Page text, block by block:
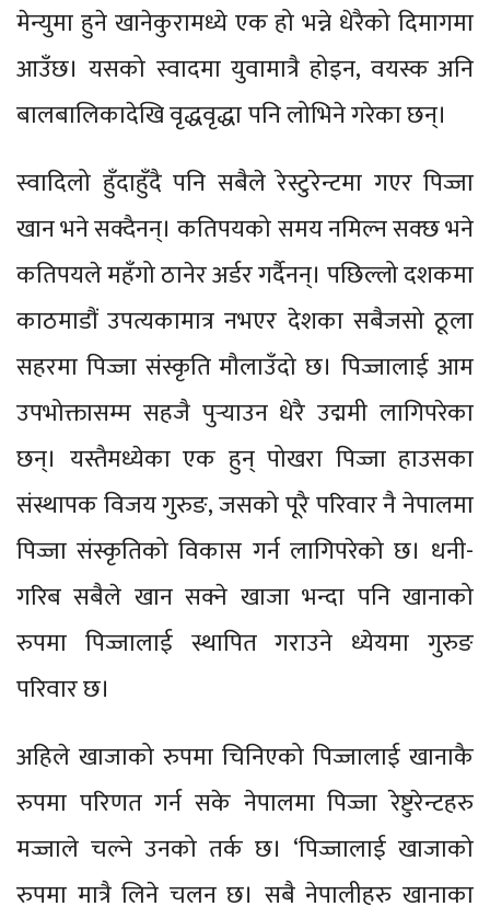
मेन्युमा हुने खानेकुरामध्ये एक हो भन्ने धेरैको दिमागमा
आउँछ। यसको स्वादमा युवामात्रै होइन, वयस्क अनि
बालबालिकादेखि वृद्धवृद्धा पनि लोभिने गरेका छन्।
स्वादिलो हुँदाहुँदै पनि सबैले रेस्टुरेन्टमा गएर पिज्जा
खान भने सक्दैनन्। कतिपयको समय नमिल्न सक्छ भने
कतिपयले महँगो ठानेर अर्डर गर्दैनन्। पछिल्लो दशकमा
काठमाडौं उपत्यकामात्र नभएर देशका सबैजसो ठूला
सहरमा पिज्जा संस्कृति मौलाउँदो छ। पिज्जालाई आम
उपभोक्तासम्म सहजै पुर्‍याउन धेरै उद्ममी लागिपरेका
छन्। यस्तैमध्येका एक हुन् पोखरा पिज्जा हाउसका
संस्थापक विजय गुरुङ, जसको पूरै परिवार नै नेपालमा
पिज्जा संस्कृतिको विकास गर्न लागिपरेको छ। धनी-
गरिब सबैले खान सक्ने खाजा भन्दा पनि खानाको
रुपमा पिज्जालाई स्थापित गराउने ध्येयमा गुरुङ
परिवार छ।
अहिले खाजाको रुपमा चिनिएको पिज्जालाई खानाकै
रुपमा परिणत गर्न सके नेपालमा पिज्जा रेष्टुरेन्टहरु
मज्जाले चल्ने उनको तर्क छ। ‘पिज्जालाई खाजाको
रुपमा मात्रै लिने चलन छ। सबै नेपालीहरु खानाका